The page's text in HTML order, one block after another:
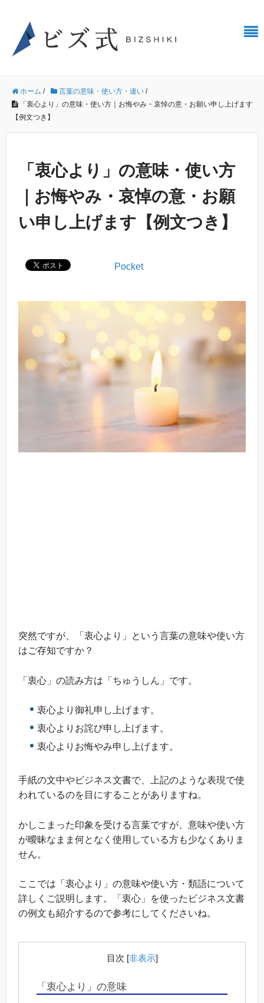
ホーム / 言葉の意味・使い方・違い /
「衷心より」の意味・使い方｜お悔やみ・哀悼の意・お願い申し上げます
【例文つき】
「衷心より」の意味・使い方
｜お悔やみ・哀悼の意・お願
い申し上げます【例文つき】
Pocket
突然ですが、「衷心より」という言葉の意味や使い方
はご存知ですか？
「衷心」の読み方は「ちゅうしん」です。
衷心より御礼申し上げます。
衷心よりお詫び申し上げます。
衷心よりお悔やみ申し上げます。
手紙の文中やビジネス文書で、上記のような表現で使
われているのを目にすることがありますね。
かしこまった印象を受ける言葉ですが、意味や使い方
が曖昧なまま何となく使用している方も少なくありま
せん。
ここでは「衷心より」の意味や使い方・類語について
詳しくご説明します。「衷心」を使ったビジネス文書
の例文も紹介するので参考にしてくださいね。
目次 [非表示]
「衷心より」の意味